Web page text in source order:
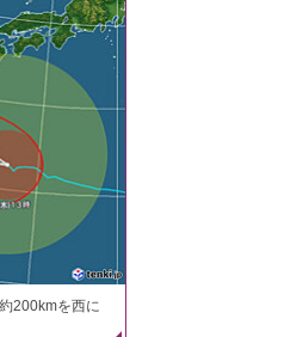
200kmを西に